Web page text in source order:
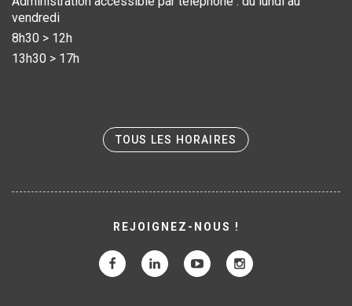
vendredi
8h30 > 12h
13h30 > 17h
TOUS LES HORAIRES
REJOIGNEZ-NOUS !